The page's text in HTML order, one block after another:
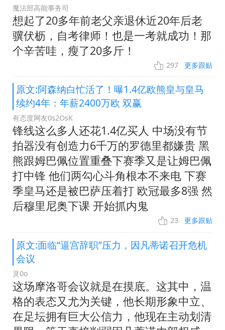
魔法部高能事务司
想起了20多年前老父亲退休近20年后老
骥伏枥，自考律师！也是一考就成功！那
个辛苦哇，瘦了20多斤！
297 更多跟贴
原文:阿森纳白忙活了！曝1.4亿欧熊皇与皇马
续约4年：年薪2400万欧 双赢
有态度网友0s2OsK
锋线这么多人还花1.4亿买人 中场没有节
拍器没有创造力6千万的罗德里都嫌贵 黑
熊跟姆巴佩位置重叠下赛季又是让姆巴佩
打中锋 他们两勾心斗角根本不来电 下赛
季皇马还是被巴萨压着打 欧冠最多8强 然
后穆里尼奥下课 开始抓内鬼
23 更多跟贴
原文:面临“逼宫辞职”压力，因凡蒂诺召开危机
会议
灵0o
这场摩洛哥会议就是在摸底。这其中，温
格的表态又尤为关键，他长期形象中立、
在足坛拥有巨大公信力，他现在主动划清